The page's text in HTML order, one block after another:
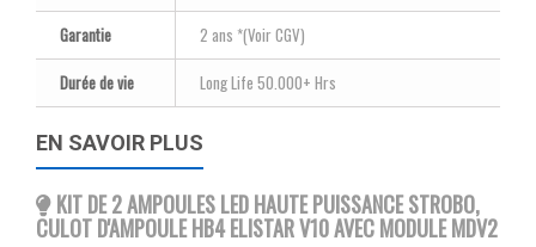
Garantie
2 ans *(Voir CGV)
Durée de vie
Long Life 50.000+ Hrs
EN SAVOIR PLUS
KIT DE 2 AMPOULES LED HAUTE PUISSANCE STROBO,
CULOT D'AMPOULE HB4 ELISTAR V10 AVEC MODULE MDV2